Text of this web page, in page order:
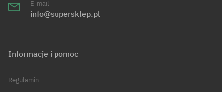
E-mail
info@supersklep.pl
Informacje i pomoc
Regulamin